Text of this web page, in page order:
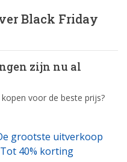
Black Friday
zijn nu al
voor de beste prijs?
grootste uitverkoop
40% korting